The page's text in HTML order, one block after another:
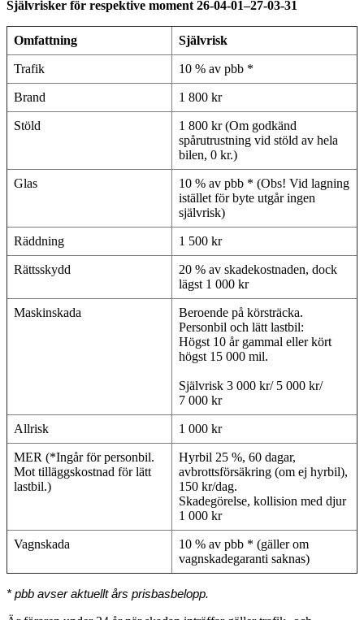
Självrisker för respektive moment 26-04-01–27-03-31
Omfattning Självrisk
Trafik 10 % av pbb *
Brand 1 800 kr
Stöld
1 800 kr (Om godkänd
spårutrustning vid stöld av hela
bilen, 0 kr.)
Glas
10 % av pbb * (Obs! Vid lagning
istället för byte utgår ingen
självrisk)
Räddning 1 500 kr
Rättsskydd
20 % av skadekostnaden, dock
lägst 1 000 kr
Maskinskada
Beroende på körsträcka.
Personbil och lätt lastbil:
Högst 10 år gammal eller kört
högst 15 000 mil.
Självrisk 3 000 kr/ 5 000 kr/
7 000 kr
Allrisk 1 000 kr
MER (*Ingår för personbil.
Mot tilläggskostnad för lätt
lastbil.)
Hyrbil 25 %, 60 dagar,
avbrottsförsäkring (om ej hyrbil),
150 kr/dag.
Skadegörelse, kollision med djur
1 000 kr
Vagnskada
10 % av pbb * (gäller om
vagnskadegaranti saknas)
* pbb avser aktuellt års prisbasbelopp.